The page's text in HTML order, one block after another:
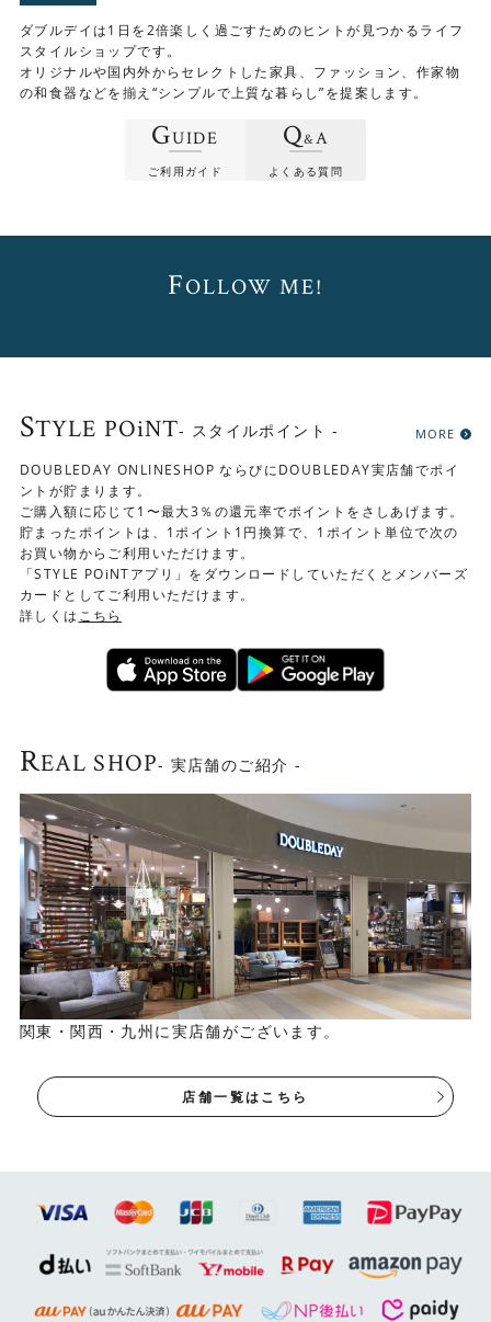
ダイニングチェアとしてだけでなく、インテリアとしても
おすすめです。玄関やリビングの角に置いておくだけで、
インテリアのアクセントになります。植物やお気に入りの
小物をディスプレイするのもおすすめです。
コーディネートするならこのテーブル
多く相性抜群です。
ダブルデイは1日を2倍楽しく過ごすためのヒントが見つかるライフ
スタイルショップです。
オリジナルや国内外からセレクトした家具、ファッション、作家物
の和食器などを揃え“シンプルで上質な暮らし”を提案します。
GUIDE
ご利用ガイド
Q&A
よくある質問
FOLLOW ME!
STYLE POiNT- スタイルポイント - MORE
DOUBLEDAY ONLINESHOP ならびにDOUBLEDAY実店舗でポイ
ントが貯まります。
ご購入額に応じて1〜最大3％の還元率でポイントをさしあげます。
貯まったポイントは、1ポイント1円換算で、1ポイント単位で次の
お買い物からご利用いただけます。
「STYLE POiNTアプリ」をダウンロードしていただくとメンバーズ
カードとしてご利用いただけます。
詳しくは こちら
REAL SHOP- 実店舗のご紹介 -
関東・関西・九州に実店舗がございます。
店舗一覧はこちら